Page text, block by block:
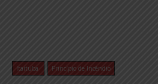
Itaituba Princípio de Incêndio